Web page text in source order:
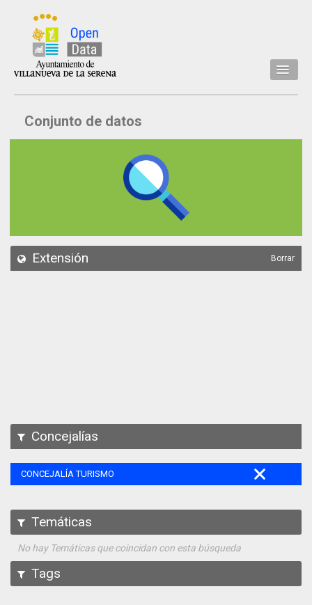
Inicio
Datos
API
Conjunto de datos
Extensión Borrar
Concejalías
CONCEJALÍA TURISMO
Temáticas
No hay Temáticas que coincidan con esta búsqueda
Tags